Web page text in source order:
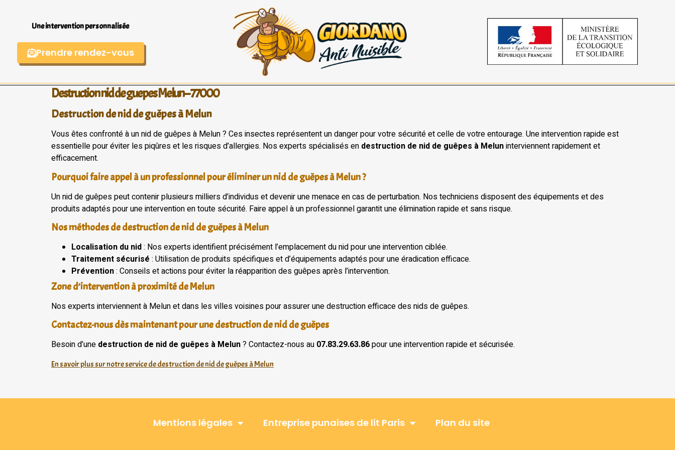
Une intervention personnalisée
Prendre rendez-vous
Destruction nid de guepes Melun – 77000
Destruction de nid de guêpes à Melun
Vous êtes confronté à un nid de guêpes à Melun ? Ces insectes représentent un danger pour votre sécurité et celle de votre entourage. Une intervention rapide est
essentielle pour éviter les piqûres et les risques d’allergies. Nos experts spécialisés en destruction de nid de guêpes à Meluninterviennent rapidement et
efficacement.
Pourquoi faire appel à un professionnel pour éliminer un nid de guêpes à Melun ?
Un nid de guêpes peut contenir plusieurs milliers d’individus et devenir une menace en cas de perturbation. Nos techniciens disposent des équipements et des
produits adaptés pour une intervention en toute sécurité. Faire appel à un professionnel garantit une élimination rapide et sans risque.
Nos méthodes de destruction de nid de guêpes à Melun
Localisation du nid: Nos experts identifient précisément l’emplacement du nid pour une intervention ciblée.
Traitement sécurisé : Utilisation de produits spécifiques et d’équipements adaptés pour une éradication efficace.
Prévention: Conseils et actions pour éviter la réapparition des guêpes après l’intervention.
Zone d’intervention à proximité de Melun
Nos experts interviennent à Melun et dans les villes voisines pour assurer une destruction efficace des nids de guêpes.
Contactez-nous dès maintenant pour une destruction de nid de guêpes
Besoin d’une destruction de nid de guêpes à Melun? Contactez-nous au 07.83.29.63.86pour une intervention rapide et sécurisée.
En savoir plus sur notre service de destruction de nid de guêpes à Melun
Mentions légales Entreprise punaises de lit Paris Plan du site